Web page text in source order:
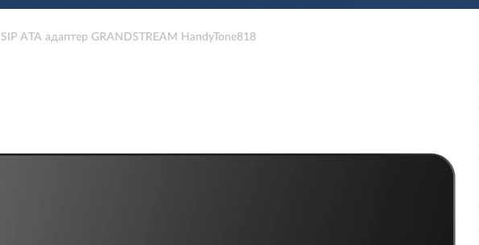
SIP ATA aдаптер GRANDSTREAM HandyTone818